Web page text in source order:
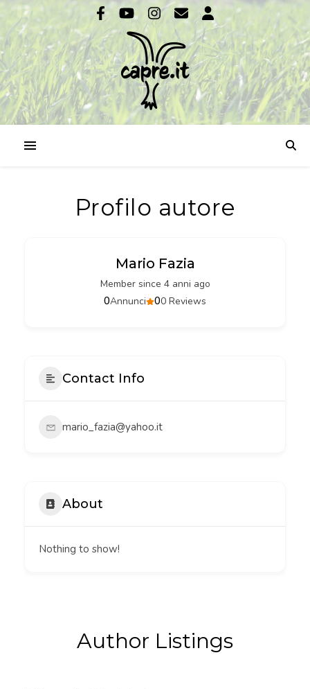
Profilo autore
Mario Fazia
Member since 4 anni ago
00 Reviews
0Annunci
Contact Info
mario_fazia@yahoo.it
About
Nothing to show!
Author Listings